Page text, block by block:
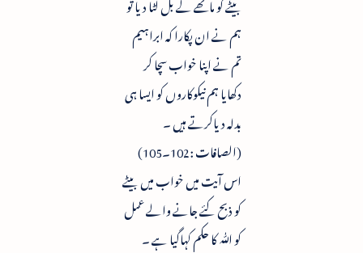
ہم نے ان پکارا کہ ابراہیم
تم نے اپنا خواب سچا کر
دکھایا ہم نیکوکاروں کو ایسا ہی
بدلہ دیاکرتے ہیں ۔
(الصافات :102۔105)
اس آیت میں خواب میں بیٹے
کو ذبح کئے جانے والے عمل
کو ﷲ کا حکم کہاگیا ہے ۔